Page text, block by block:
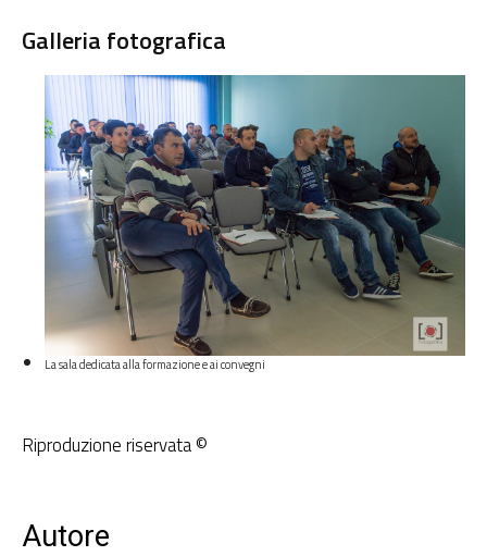
Galleria fotografica
La sala dedicata alla formazione e ai convegni
Riproduzione riservata ©
Autore